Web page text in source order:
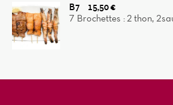
B7
15,50 €
7 Brochettes : 2 thon,